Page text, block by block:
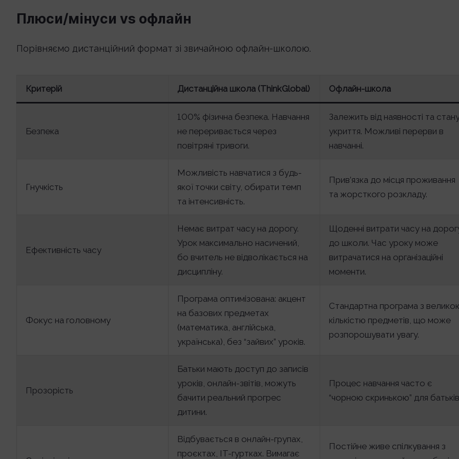
Плюси/мінуси vs офлайн
Порівняємо дистанційний формат зі звичайною офлайн-школою.
Критерій Дистанційна школа (ThinkGlobal) Офлайн-школа
Безпека
100% фізична безпека. Навчання
не переривається через
повітряні тривоги.
Залежить від наявності та
укриття. Можливі перерви в
навчанні.
Гнучкість
Можливість навчатися з будь-
якої точки світу, обирати темп
та інтенсивність.
Прив’язка до місця проживання
та жорсткого розкладу.
Ефективність часу
Немає витрат часу на дорогу.
Урок максимально насичений,
бо вчитель не відволікається на
дисципліну.
Щоденні витрати часу на
до школи. Час уроку може
витрачатися на організаційні
моменти.
Фокус на головному
Програма оптимізована: акцент
на базових предметах
(математика, англійська,
українська), без “зайвих” уроків.
Стандартна програма з
кількістю предметів, що може
розпорошувати увагу.
Прозорість
Батьки мають доступ до записів
уроків, онлайн-звітів, можуть
бачити реальний прогрес
дитини.
Процес навчання часто є
“чорною скринькою” для
Відбувається в онлайн-групах,
проєктах, IT-гуртках. Вимагає
Постійне живе спілкування з